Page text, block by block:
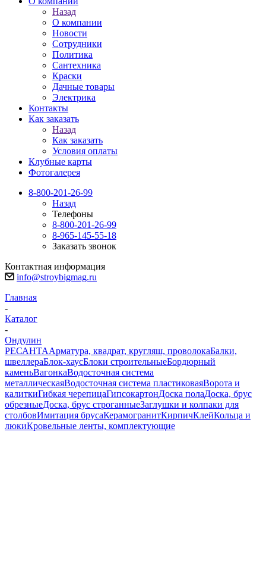
Назад
О компании
Новости
Сотрудники
Политика
Сантехника
Краски
Дачные товары
Электрика
Контакты
Как заказать
Назад
Как заказать
Условия оплаты
Клубные карты
Фотогалерея
8-800-201-26-99
Назад
Телефоны
8-800-201-26-99
8-965-145-55-18
Заказать звонок
Контактная информация
info@stroybigmag.ru
Главная
-
Каталог
-
Ондулин
РЕСАНТААрматура, квадрат, кругляш, проволокаБалки,
швеллераБлок-хаусБлоки строительныеБордюрный
каменьВагонкаВодосточная система
металлическаяВодосточная система пластиковаяВорота и
калиткиГибкая черепицаГипсокартонДоска полаДоска, брус
обрезныеДоска, брус строганныеЗаглушки и колпаки для
столбовИмитация брусаКерамогранитКирпичКлейКольца и
люкиКровельные ленты, комплектующие